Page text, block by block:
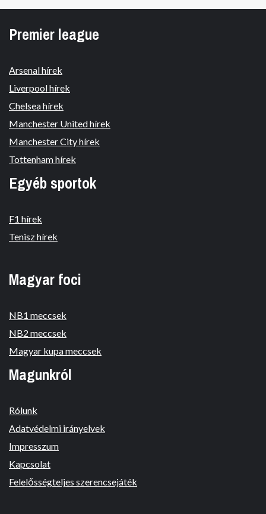
Premier league
Arsenal hírek
Liverpool hírek
Chelsea hírek
Manchester United hírek
Manchester City hírek
Tottenham hírek
Egyéb sportok
F1 hírek
Tenisz hírek
Magyar foci
NB1 meccsek
NB2 meccsek
Magyar kupa meccsek
Magunkról
Rólunk
Adatvédelmi irányelvek
Impresszum
Kapcsolat
Felelősségteljes szerencsejáték